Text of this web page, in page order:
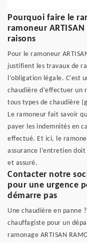
Pourquoi faire le
ramoneur ARTISAN
raisons
Pour le ramoneur
justifient les travaux de
l’obligation légale. C'est
chaudière d’effectuer un
tous types de chaudière
Le ramoneur fait savoir
payer les indemnités en
effectué. Et ici, le
assurance l’entretien
et assuré.
Contacter notre
pour une urgence
démarre pas
Une chaudière en panne
chauffagiste pour un
ramonage ARTISAN